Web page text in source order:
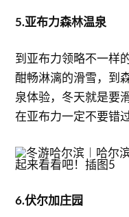
5.亚布力森林温泉
到亚布力领略不一样
酣畅淋漓的滑雪，到
泉体验，冬天就是要
在亚布力一定不要错
6.伏尔加庄园